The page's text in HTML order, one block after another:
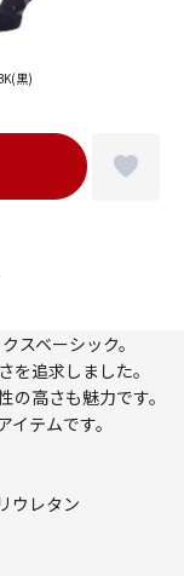
黒)
スベーシック。
追求しました。
高さも魅力です。
テムです。
ウレタン